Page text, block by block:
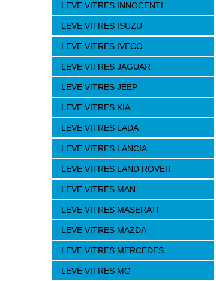
LEVE VITRES INNOCENTI
LEVE VITRES ISUZU
LEVE VITRES IVECO
LEVE VITRES JAGUAR
LEVE VITRES JEEP
LEVE VITRES KIA
LEVE VITRES LADA
LEVE VITRES LANCIA
LEVE VITRES LAND ROVER
LEVE VITRES MAN
LEVE VITRES MASERATI
LEVE VITRES MAZDA
LEVE VITRES MERCEDES
LEVE VITRES MG